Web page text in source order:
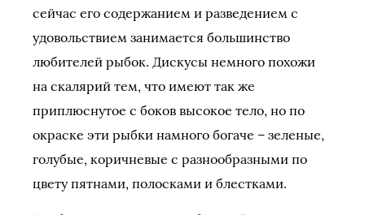
сейчас его содержанием и разведением с
удовольствием занимается большинство
любителей рыбок. Дискусы немного похожи
на скалярий тем, что имеют так же
приплюснутое с боков высокое тело, но по
окраске эти рыбки намного богаче – зеленые,
голубые, коричневые с разнообразными по
цвету пятнами, полосками и блестками.